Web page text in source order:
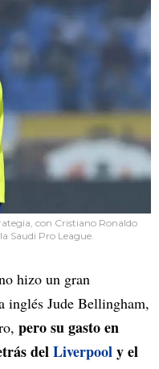
con Cristiano Ronaldo
Saudi Pro League.
hizo un gran
inglés Jude Bellingham,
pero su gasto en
delLiverpooly el